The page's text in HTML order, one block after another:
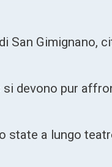
San Gimignano,
devono pur
state a lungo